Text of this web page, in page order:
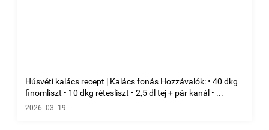
Húsvéti kalács recept | Kalács fonás Hozzávalók: • 40 dkg
finomliszt • 10 dkg rétesliszt • 2,5 dl tej + pár kanál • ...
2026. 03. 19.